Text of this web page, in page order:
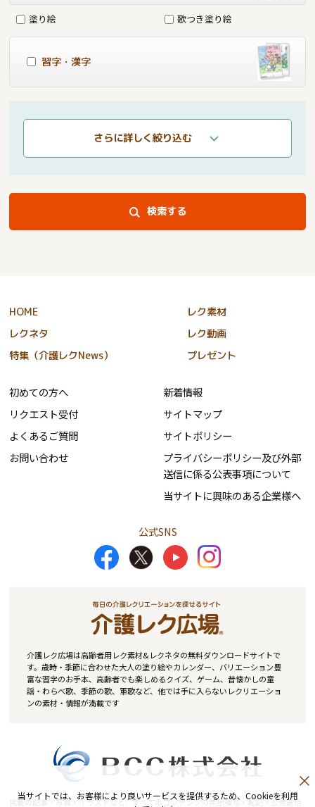
塗り絵 歌つき塗り絵
習字・漢字
さらに詳しく絞り込む
検索する
HOME
レク素材
レクネタ
レク動画
特集（介護レクNews）
プレゼント
初めての方へ
リクエスト受付
よくあるご質問
お問い合わせ
新着情報
サイトマップ
サイトポリシー
プライバシーポリシー及び外部
送信に係る公表事項について
当サイトに興味のある企業様へ
公式SNS
介護レク広場は高齢者用レク素材&レクネタの無料ダウンロードサイトで
す。歳時・季節に合わせた大人の塗り絵やカレンダー、バリエーション豊
富な習字のお手本、高齢者でも楽しめるクイズ、ゲーム、昔懐かしの童
謡・わらべ歌、季節の歌、軍歌など、他では手に入らないレクリエーショ
ンの素材・情報が満載です
掲載の記事・写真・イラストなど、すべてのコンテンツの無断複写・転記・公衆送信
当サイトでは、お客様により良いサービスを提供するため、Cookieを利用